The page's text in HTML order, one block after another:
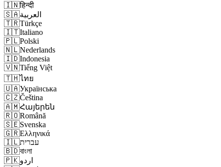
🇮🇳हिन्दी
🇸🇦العربية
🇹🇷Türkçe
🇮🇹Italiano
🇵🇱Polski
🇳🇱Nederlands
🇮🇩Indonesia
🇻🇳Tiếng Việt
🇹🇭ไทย
🇺🇦Українська
🇨🇿Čeština
🇦🇲Հայերեն
🇷🇴Română
🇸🇪Svenska
🇬🇷Ελληνικά
🇮🇱עברית
🇧🇩বাংলা
🇵🇰اردو